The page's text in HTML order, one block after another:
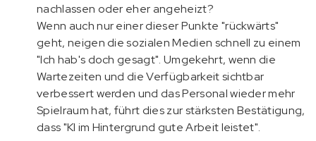
nachlassen oder eher angeheizt?
Wenn auch nur einer dieser Punkte "rückwärts"
geht, neigen die sozialen Medien schnell zu einem
"Ich hab's doch gesagt". Umgekehrt, wenn die
Wartezeiten und die Verfügbarkeit sichtbar
verbessert werden und das Personal wieder mehr
Spielraum hat, führt dies zur stärksten Bestätigung,
dass "KI im Hintergrund gute Arbeit leistet".